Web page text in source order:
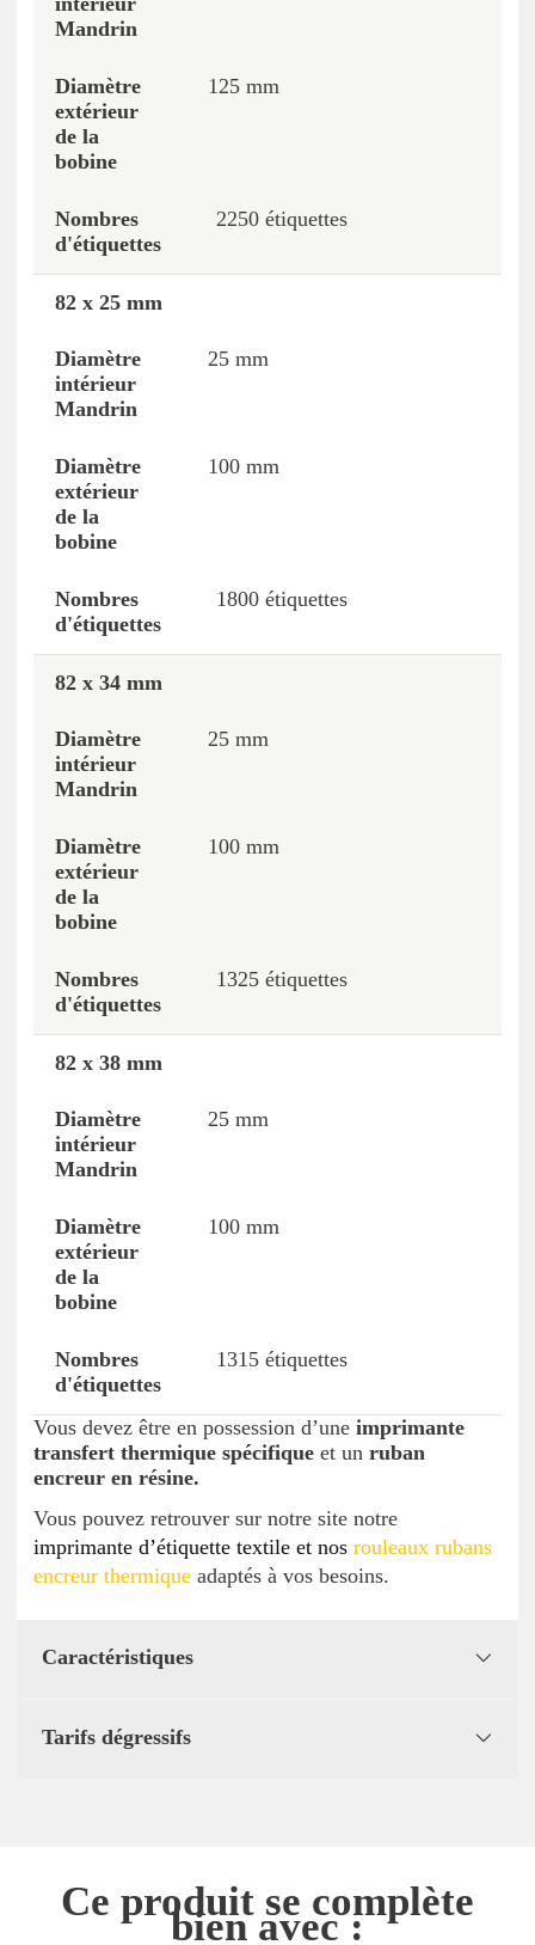
125 mm
2250 étiquettes
82 x 25 mm
25 mm
100 mm
1800 étiquettes
82 x 34 mm
25 mm
100 mm
1325 étiquettes
82 x 38 mm
25 mm
100 mm
1315 étiquettes
Vous devez être en possession d’une imprimante
transfert thermique spécifique et un ruban
encreur en résine.
Vous pouvez retrouver sur notre site notre
imprimante d’étiquette textile et nos rouleaux rubans
encreur thermique adaptés à vos besoins.
Caractéristiques
Tarifs dégressifs
Ce produit se complète
bien avec :